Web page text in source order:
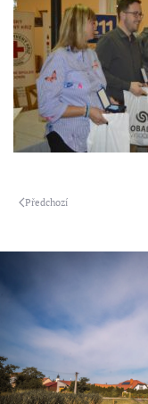
Předchozí